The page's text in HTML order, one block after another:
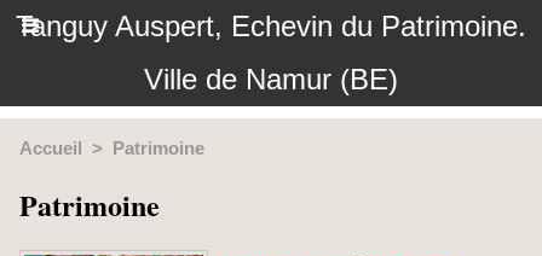
Tanguy Auspert, Echevin du Patrimoine.
Ville de Namur (BE)
Accueil > Patrimoine
Patrimoine